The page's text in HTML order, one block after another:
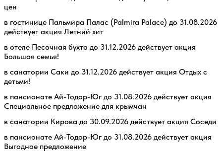
цен
в гостинице Пальмира Палас (Palmira Palace) до 31.08.2026
действует акция Летний хит
в отеле Песочная бухта до 31.12.2026 действует акция
Большая семья!
в санатории Саки до 31.12.2026 действует акция Отдых с
детьми!
в пансионате Ай-Тодор-Юг до 31.08.2026 действует акция
Специальное предложение для крымчан
в санатории Кирова до 30.09.2026 действует акция Соседи
в пансионате Ай-Тодор-Юг до 31.08.2026 действует акция
Выгодное предложение